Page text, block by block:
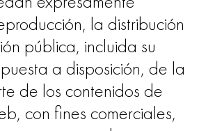
la distribución
pública, incluida su
a disposición, de la
de los contenidos de
con fines comerciales,